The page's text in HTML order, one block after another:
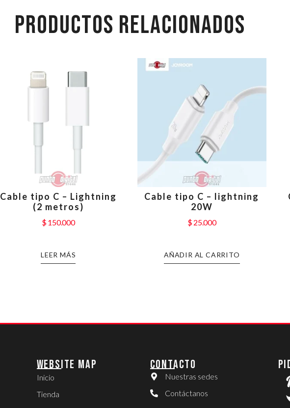
PRODUCTOS RELACIONADOS
Cable tipo C – Lightning
(2 metros)
$150.000
LEER MÁS
Cable tipo C – lightning
20W
$25.000
AÑADIR AL CARRITO
WEBSITE MAP
Inicio
Tienda
CONTACTO
Nuestras sedes
Contáctanos